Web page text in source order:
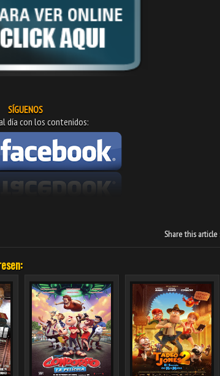
SÍGUENOS
día con los contenidos:
Share this article